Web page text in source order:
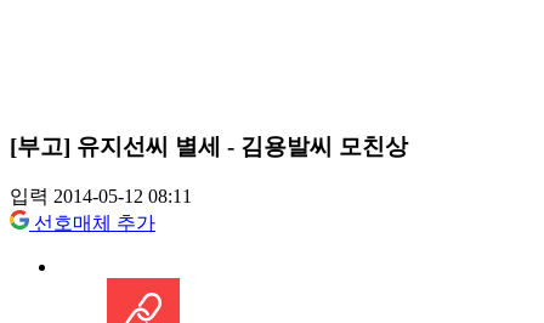
[부고] 유지선씨 별세 - 김용발씨 모친상
입력 2014-05-12 08:11
선호매체 추가